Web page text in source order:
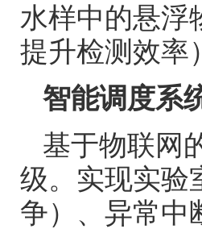
水样中的悬浮
提升检测效率
智能调度系
基于物联网
级。实现实验
争）、异常中